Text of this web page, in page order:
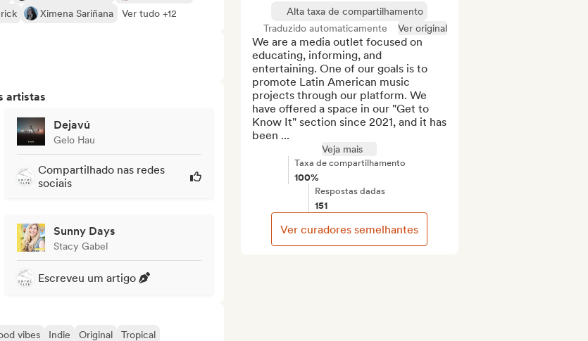
Ximena Sariñana Ver tudo +12
artistas
Dejavú
Gelo Hau
Compartilhado nas redes
sociais
Sunny Days
Stacy Gabel
Escreveu um artigo
vibes Indie Original Tropical
Alta taxa de compartilhamento
Traduzido automaticamente
Ver original
We are a media outlet focused on
educating, informing, and
entertaining. One of our goals is to
promote Latin American music
projects through our platform. We
have offered a space in our "Get to
Know It" section since 2021, and it has
been ...
Veja mais
Taxa de compartilhamento
100%
Respostas dadas
151
Ver curadores semelhantes